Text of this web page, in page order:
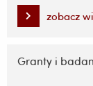
zobacz
Granty i